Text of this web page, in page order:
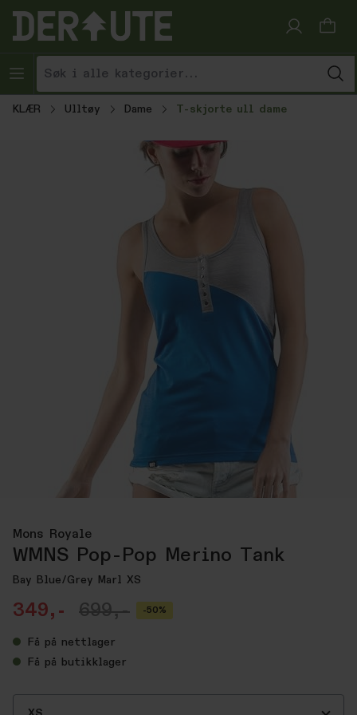
Hopp til innhold
KLÆR Ulltøy Dame T-skjorte ull dame
Mons Royale
WMNS Pop-Pop Merino Tank
Bay Blue/Grey Marl XS
349,- 699,- -50%
Få på nettlager
Få på butikklager